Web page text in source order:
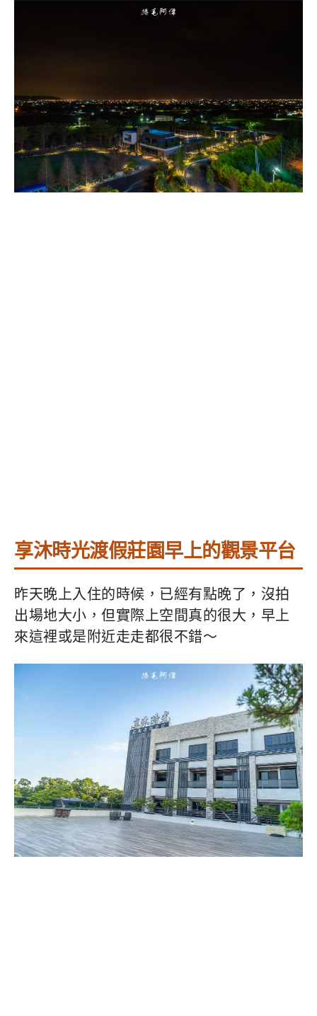
享沐時光渡假莊園早上的觀景平台
昨天晚上入住的時候，已經有點晚了，沒拍
出場地大小，但實際上空間真的很大，早上
來這裡或是附近走走都很不錯～